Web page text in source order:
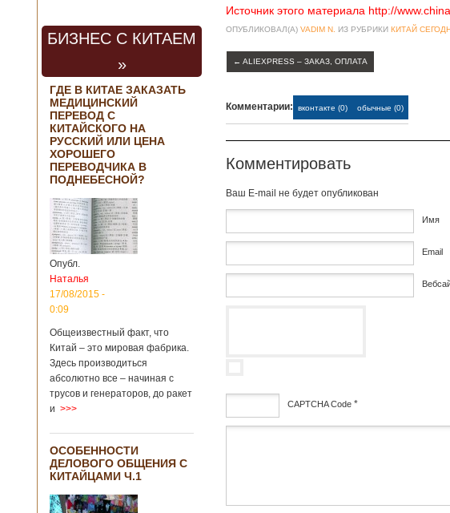
БИЗНЕС С КИТАЕМ
»
ГДЕ В КИТАЕ ЗАКАЗАТЬ
МЕДИЦИНСКИЙ
ПЕРЕВОД С
КИТАЙСКОГО НА
РУССКИЙ ИЛИ ЦЕНА
ХОРОШЕГО
ПЕРЕВОДЧИКА В
ПОДНЕБЕСНОЙ?
Опубл.
Наталья
17/08/2015 -
0:09
Общеизвестный факт, что
Китай – это мировая фабрика.
Здесь производиться
абсолютно все – начиная с
трусов и генераторов, до ракет
и >>>
ОСОБЕННОСТИ
ДЕЛОВОГО ОБЩЕНИЯ С
КИТАЙЦАМИ Ч.1
Источник этого материала http://
ОПУБЛИКОВАЛ(А) VADIM N. ИЗ РУБРИКИ КИТАЙ
← ALIEXPRESS – ЗАКАЗ, ОПЛАТА
Комментарии: вконтакте (0) обычные (0)
Комментировать
Baш E-mail не будет опубликован
Имя
Email
CAPTCHA Code *